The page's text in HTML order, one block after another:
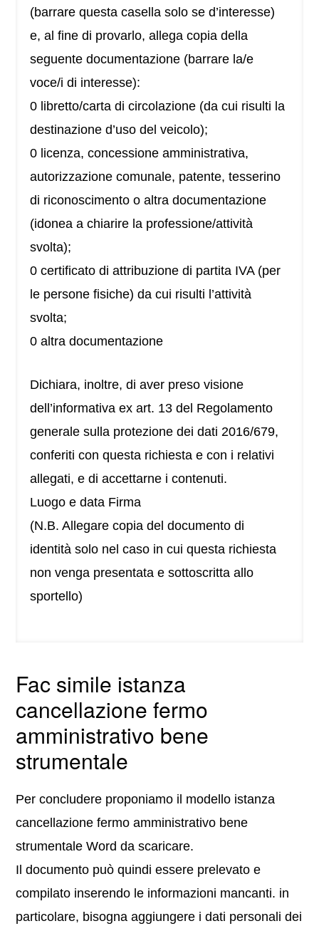
(barrare questa casella solo se d’interesse)
e, al fine di provarlo, allega copia della
seguente documentazione (barrare la/e
voce/i di interesse):
0 libretto/carta di circolazione (da cui risulti la
destinazione d’uso del veicolo);
0 licenza, concessione amministrativa,
autorizzazione comunale, patente, tesserino
di riconoscimento o altra documentazione
(idonea a chiarire la professione/attività
svolta);
0 certificato di attribuzione di partita IVA (per
le persone fisiche) da cui risulti l’attività
svolta;
0 altra documentazione
Dichiara, inoltre, di aver preso visione
dell’informativa ex art. 13 del Regolamento
generale sulla protezione dei dati 2016/679,
conferiti con questa richiesta e con i relativi
allegati, e di accettarne i contenuti.
Luogo e data Firma
(N.B. Allegare copia del documento di
identità solo nel caso in cui questa richiesta
non venga presentata e sottoscritta allo
sportello)
Fac simile istanza
cancellazione fermo
amministrativo bene
strumentale
Per concludere proponiamo il modello istanza
cancellazione fermo amministrativo bene
strumentale Word da scaricare.
Il documento può quindi essere prelevato e
compilato inserendo le informazioni mancanti. in
particolare, bisogna aggiungere i dati personali dei